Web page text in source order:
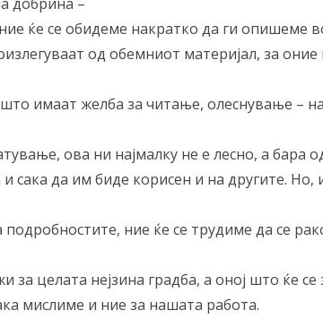
ќе се обидеме накратко да ги опишеме
од обемниот материјал, за оние
имаат желба за читање, олеснување –
ова ни најмалку не е лесно, а бара
сака да им биде корисен и на другите. Но,
ние ќе се трудиме да се
целата нејзина градба, а оној што ќе
мислиме и ние за нашата работа.